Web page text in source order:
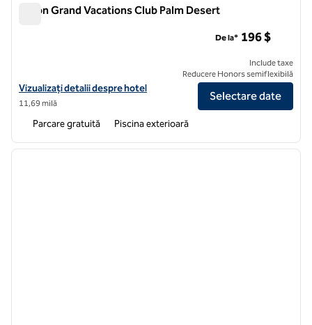
Hilton Grand Vacations Club Palm Desert
Vizualizați detaliile hotelului pentru Hilton Grand Vacations Club
Vizualizați detalii despre hotel
11,69 milă
De la* 196 $
Include taxe
Reducere Honors semiflexibilă
Selectare date
Parcare gratuită Piscina exterioară
1 din 12